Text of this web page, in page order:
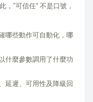
“可信任” 不是口號，
哪些動作可自動化，哪
什麼參數調用了什麼功
延遲、可用性及降級回